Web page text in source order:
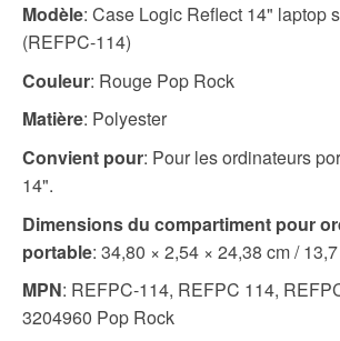
Modèle: Case Logic Reflect 14" laptop
(REFPC-114)
Couleur: Rouge Pop Rock
Matière: Polyester
Convient pour: Pour les ordinateurs
14".
Dimensions du compartiment pour
portable: 34,80 × 2,54 × 24,38 cm /
MPN: REFPC-114, REFPC 114,
3204960 Pop Rock